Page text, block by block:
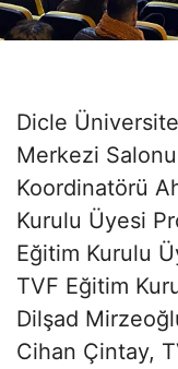
Dicle
Merkezi
Koordinatörü
Kurulu Üyesi
Eğitim Kurulu
TVF Eğitim
Dilşad
Cihan Çintay,